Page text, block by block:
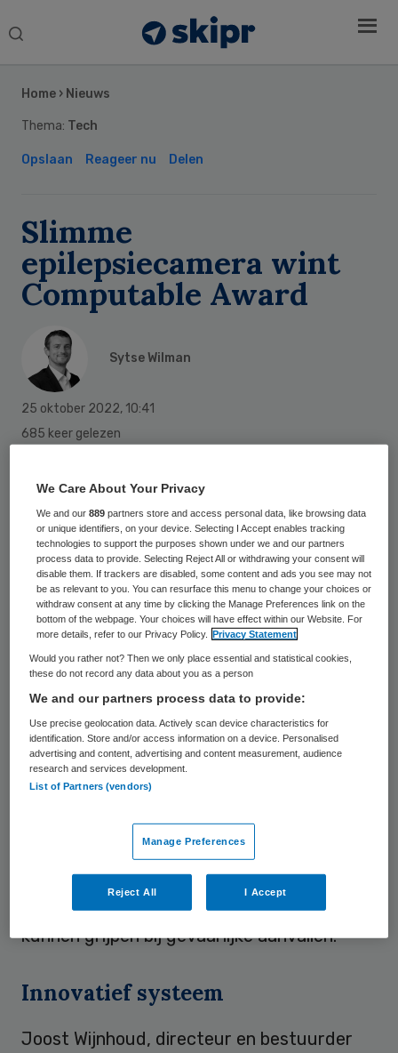
Search
Home › Nieuws
Thema: Tech
Opslaan Reageer nu Delen
Slimme
epilepsiecamera wint
Computable Award
Sytse Wilman
25 oktober 2022, 10:41
685 keer gelezen
van epilepsie te detecteren, heeft een
Computable Award gewonnen. De
uitvinding kreeg de prijs in de categorie
Digitale Innovatie.
De epilepsiecamera is ontwikkeld door een
consortium, waar onder andere EpilepsieNL
en UMC Utrecht deel van uitmaken. Het
onderliggende algoritme om epileptische
aanvallen te herkennen bestond al langer.
De camera maakt het mogelijk daar gebruik
aan te brengen. Aangezien de toepassing
veelal ’s nachts wordt gebruikt en vaak bij
kinderen, is dat een groot voordeel. De
camera dient als alarmsysteem om in te
kunnen grijpen bij gevaarlijke aanvallen.
Innovatief systeem
Joost Wijnhoud, directeur en bestuurder
Sidebar
We Care About Your Privacy
We and our889 partners store and access personal data, like browsing data
or unique identifiers, on your device. Selecting I Accept enables tracking
technologies to support the purposes shown under we and our partners
process data to provide. Selecting Reject All or withdrawing your consent will
disable them. If trackers are disabled, some content and ads you see may not
be as relevant to you. You can resurface this menu to change your choices or
withdraw consent at any time by clicking the Manage Preferences link on the
bottom of the webpage. Your choices will have effect within our Website. For
more details, refer to our Privacy Policy.
Privacy Statement
Would you rather not? Then we only place essential and statistical cookies,
these do not record any data about you as a person
We and our partners process data to provide:
Use precise geolocation data. Actively scan device characteristics for
identification. Store and/or access information on a device. Personalised
advertising and content, advertising and content measurement, audience
research and services development.
List of Partners (vendors)
Manage Preferences
Reject All I Accept